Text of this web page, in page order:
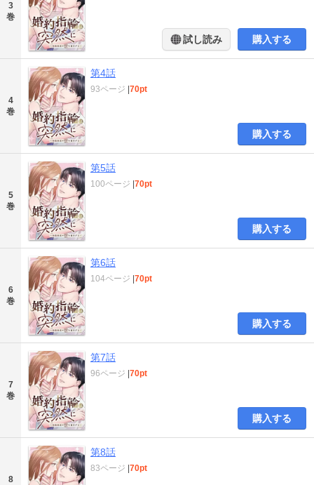
3
巻
試し読み 購入する
4
巻
第4話
93ページ 70pt
購入する
5
巻
第5話
100ページ 70pt
購入する
6
巻
第6話
104ページ 70pt
購入する
7
巻
第7話
96ページ 70pt
購入する
8
第8話
83ページ 70pt